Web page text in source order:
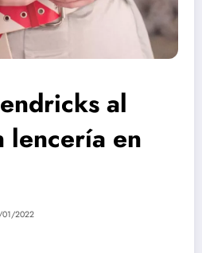
al
lencería en
01/2022